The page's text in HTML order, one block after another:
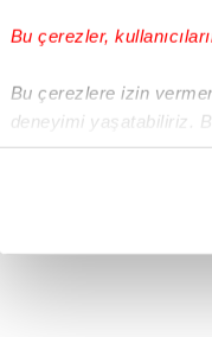
Bu çerezler,
Bu çerezlere izin
deneyimi yaşatabiliriz.
içerikleri sunabilmek